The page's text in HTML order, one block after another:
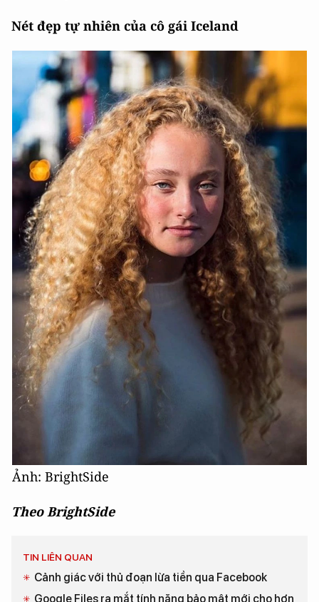
Nét đẹp tự nhiên của cô gái Iceland
Ảnh: BrightSide
Theo BrightSide
TIN LIÊN QUAN
Cảnh giác với thủ đoạn lừa tiền qua Facebook
Google Files ra mắt tính năng bảo mật mới cho hơn